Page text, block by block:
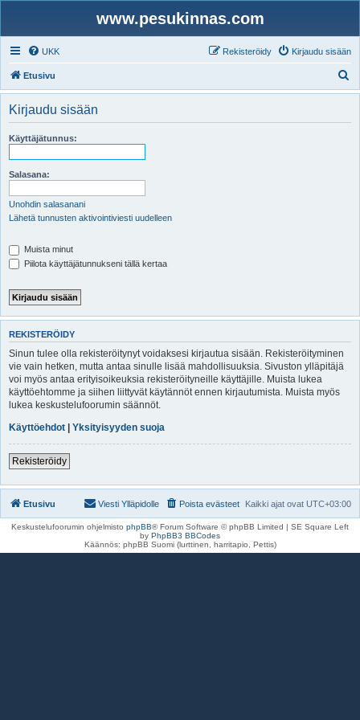
www.pesukinnas.com
UKK Kirjaudu sisään
Rekisteröidy
Etusivu
t
Kirjaudu sisään
Käyttäjätunnus:
Salasana:
Unohdin salasanani
Lähetä tunnusten aktivointiviesti uudelleen
Muista minut
Piilota käyttäjätunnukseni tällä kertaa
REKISTERÖIDY
Sinun tulee olla rekisteröitynyt voidaksesi kirjautua sisään. Rekisteröityminen
vie vain hetken, mutta antaa sinulle lisää mahdollisuuksia. Sivuston ylläpitäjä
voi myös antaa erityisoikeuksia rekisteröityneille käyttäjille. Muista lukea
käyttöehtomme ja siihen liittyvät käytännöt ennen kirjautumista. Muista myös
lukea keskustelufoorumin säännöt.
Käyttöehdot | Yksityisyyden suoja
Rekisteröidy
Etusivu Kaikki ajat ovat UTC+03:00
Poista evästeet
Viesti Ylläpidolle
Keskustelufoorumin ohjelmisto phpBB® Forum Software © phpBB Limited | SE Square Left
by PhpBB3 BBCodes
Käännös: phpBB Suomi (lurttinen, harritapio, Pettis)